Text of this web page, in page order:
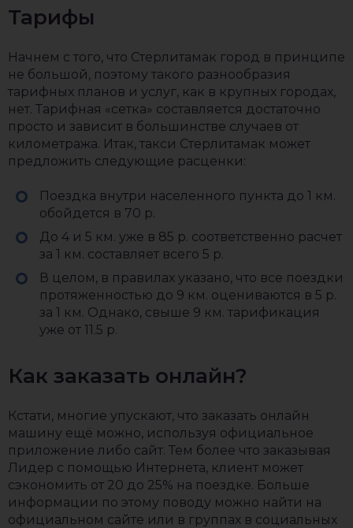
Тарифы
Начнем с того, что Стерлитамак город в принципе
не большой, поэтому такого разнообразия
тарифных планов и услуг, как в крупных городах,
нет. Тарифная «сетка» составляется достаточно
просто и зависит в большинстве случаев от
километража. Итак, такси Стерлитамак может
предложить следующие расценки:
Поездка внутри населенного пункта до 1 км.
обойдется в 70 р.
До 4 и 5 км. уже в 85 р. соответственно расчет
за 1 км. составляет всего 5 р.
В целом, в правилах указано, что все поездки
протяженностью до 9 км. оцениваются в 5 р.
за 1 км. Однако, свыше 9 км. тарификация
уже от 11.5 р.
Как заказать онлайн?
Кстати, многие упускают, что заказать онлайн
машину ещё можно, используя официальное
приложение либо сайт. Тем более что заказывая
Лидер с помощью Интернета, клиент может
сэкономить от 20 до 25% на поездке. Больше
информации по этому поводу можно найти на
официальном сайте или в группах в социальных